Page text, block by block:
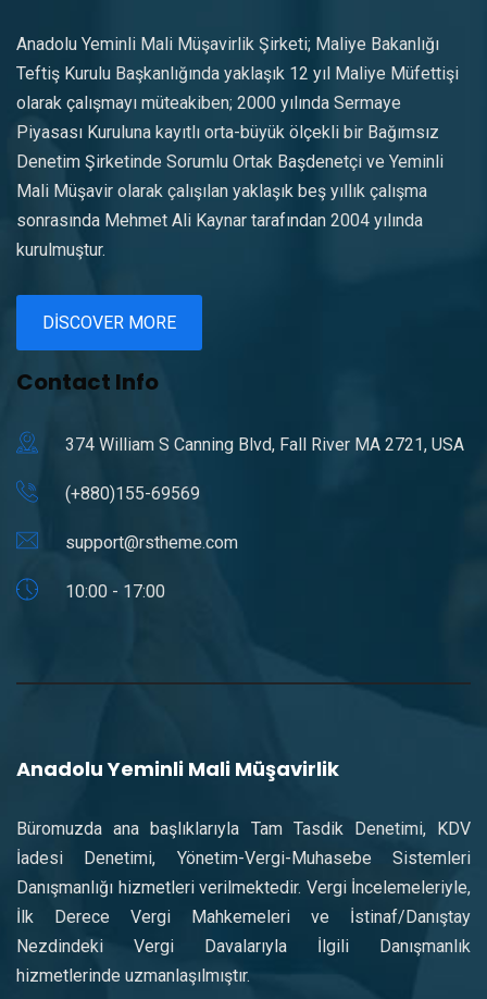
Anadolu Yeminli Mali Müşavirlik Şirketi; Maliye Bakanlığı
Teftiş Kurulu Başkanlığında yaklaşık 12 yıl Maliye Müfettişi
olarak çalışmayı müteakiben; 2000 yılında Sermaye
Piyasası Kuruluna kayıtlı orta-büyük ölçekli bir Bağımsız
Denetim Şirketinde Sorumlu Ortak Başdenetçi ve Yeminli
Mali Müşavir olarak çalışılan yaklaşık beş yıllık çalışma
sonrasında Mehmet Ali Kaynar tarafından 2004 yılında
kurulmuştur.
DISCOVER MORE
Contact Info
374 William S Canning Blvd, Fall River MA 2721, USA
(+880)155-69569
support@rstheme.com
10:00 - 17:00
Anadolu Yeminli Mali Müşavirlik
Büromuzda ana başlıklarıyla Tam Tasdik Denetimi, KDV
İadesi Denetimi, Yönetim-Vergi-Muhasebe Sistemleri
Danışmanlığı hizmetleri verilmektedir. Vergi İncelemeleriyle,
İlk Derece Vergi Mahkemeleri ve İstinaf/Danıştay
Nezdindeki Vergi Davalarıyla İlgili Danışmanlık
hizmetlerinde uzmanlaşılmıştır.